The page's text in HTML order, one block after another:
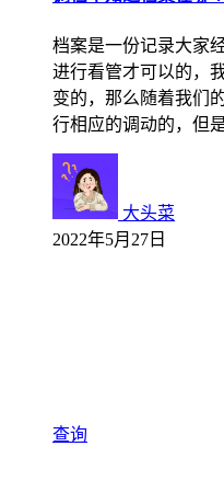
档案是一份记录大家
进行看管才可以的，
变的，那么随着我们
行相应的调动的，但
大头菜
2022年5月27日
查询